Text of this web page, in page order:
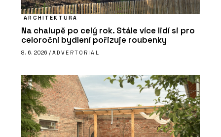
ARCHITEKTURA
Na chalupě po celý rok. Stále více lidí si pro
celoroční bydlení pořizuje roubenky
8. 6. 2026 / ADVERTORIAL